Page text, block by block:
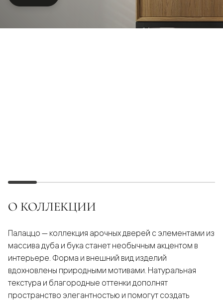
О КОЛЛЕКЦИИ
Палаццо — коллекция арочных дверей с элементами из
массива дуба и бука станет необычным акцентом в
интерьере. Форма и внешний вид изделий
вдохновлены природными мотивами. Натуральная
текстура и благородные оттенки дополнят
пространство элегантностью и помогут создать